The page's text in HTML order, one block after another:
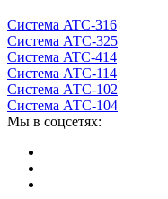
Система ATС-316
Система АТС-325
Система ATС-414
Система АТС-114
Система АТС-102
Система АТС-104
Мы в соцсетях: